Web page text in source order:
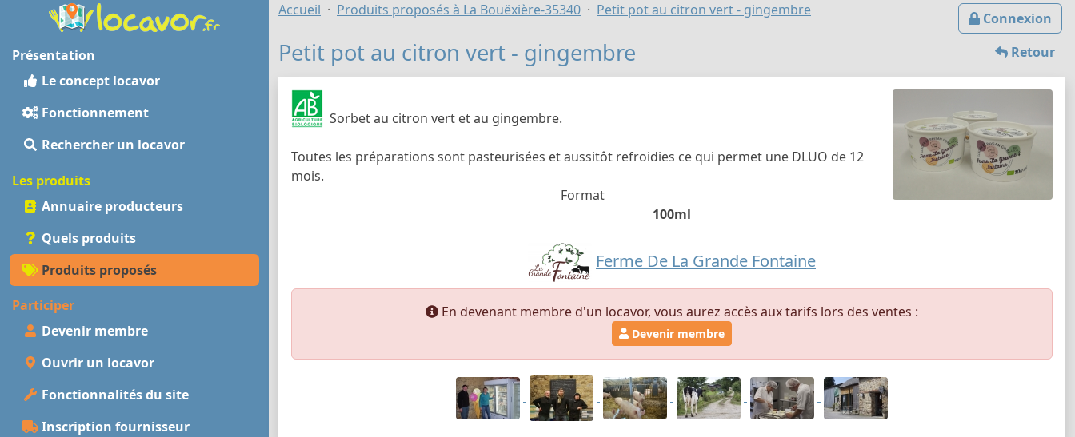
Présentation
Le concept locavor
Fonctionnement
Rechercher un locavor
Les produits
Annuaire producteurs
Quels produits
Produits proposés
Participer
Devenir membre
Ouvrir un locavor
Fonctionnalités du site
Inscription fournisseur
Connexion
Accueil Produits proposés à La Bouëxière-35340 Petit pot au citron vert - gingembre
Retour
Petit pot au citron vert - gingembre
Sorbet au citron vert et au gingembre.
Toutes les préparations sont pasteurisées et aussitôt refroidies ce qui permet une DLUO de 12
mois.
Format
100ml
Ferme De La Grande Fontaine
En devenant membre d'un locavor, vous aurez accès aux tarifs lors des ventes :
Devenir membre